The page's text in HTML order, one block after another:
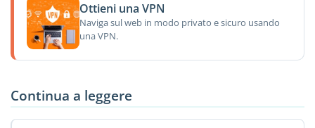
Ottieni una VPN
Naviga sul web in modo privato e sicuro usando
una VPN.
Continua a leggere